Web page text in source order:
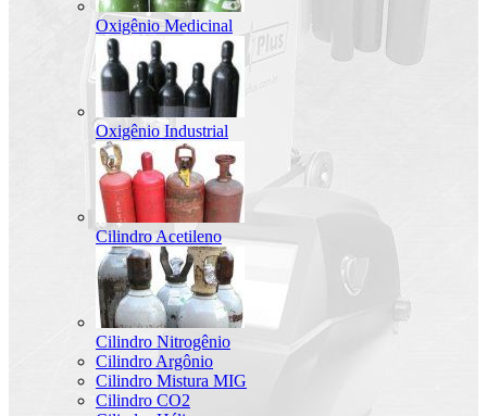
Oxigênio Medicinal
Oxigênio Industrial
Cilindro Acetileno
Cilindro Nitrogênio
Cilindro Argônio
Cilindro Mistura MIG
Cilindro CO2